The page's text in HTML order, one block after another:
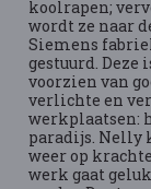
koolrapen;
wordt ze naar
Siemens
gestuurd. Deze
voorzien van
verlichte en
werkplaatsen:
paradijs. Nelly
weer op
werk gaat